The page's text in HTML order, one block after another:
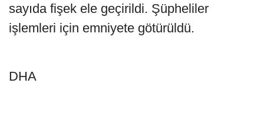
sayıda fişek ele geçirildi. Şüpheliler
işlemleri için emniyete götürüldü.
DHA